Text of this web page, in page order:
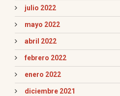
julio 2022
mayo 2022
abril 2022
febrero 2022
enero 2022
diciembre 2021